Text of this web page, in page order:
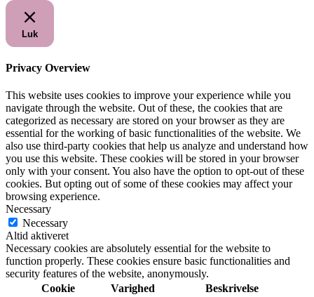
Luk
Privacy Overview
This website uses cookies to improve your experience while you
navigate through the website. Out of these, the cookies that are
categorized as necessary are stored on your browser as they are
essential for the working of basic functionalities of the website. We
also use third-party cookies that help us analyze and understand how
you use this website. These cookies will be stored in your browser
only with your consent. You also have the option to opt-out of these
cookies. But opting out of some of these cookies may affect your
browsing experience.
Necessary
Necessary
Altid aktiveret
Necessary cookies are absolutely essential for the website to
function properly. These cookies ensure basic functionalities and
security features of the website, anonymously.
Cookie
Varighed Beskrivelse